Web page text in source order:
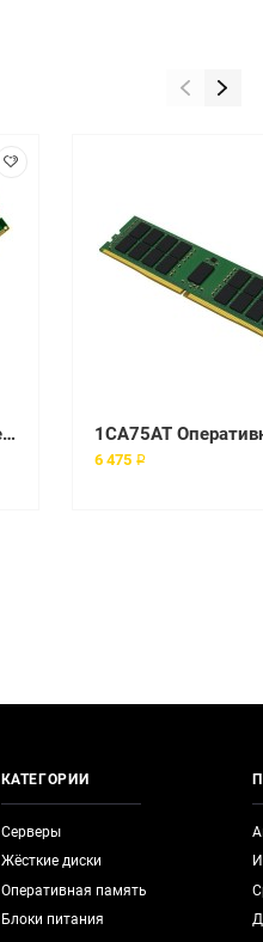
18ASF2G72PDZ-3G2E1 Оперативная память Micron MTA
6 475 ₽
КАТЕГОРИИ
Серверы
Жёсткие диски
Оперативная память
Блоки питания